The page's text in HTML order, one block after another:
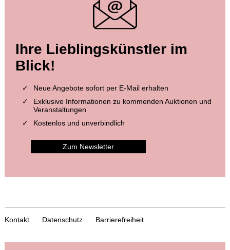
Ihre Lieblingskünstler im
Blick!
Neue Angebote sofort per E-Mail erhalten
Exklusive Informationen zu kommenden Auktionen und
Veranstaltungen
Kostenlos und unverbindlich
Zum Newsletter
Kontakt Datenschutz Barrierefreiheit